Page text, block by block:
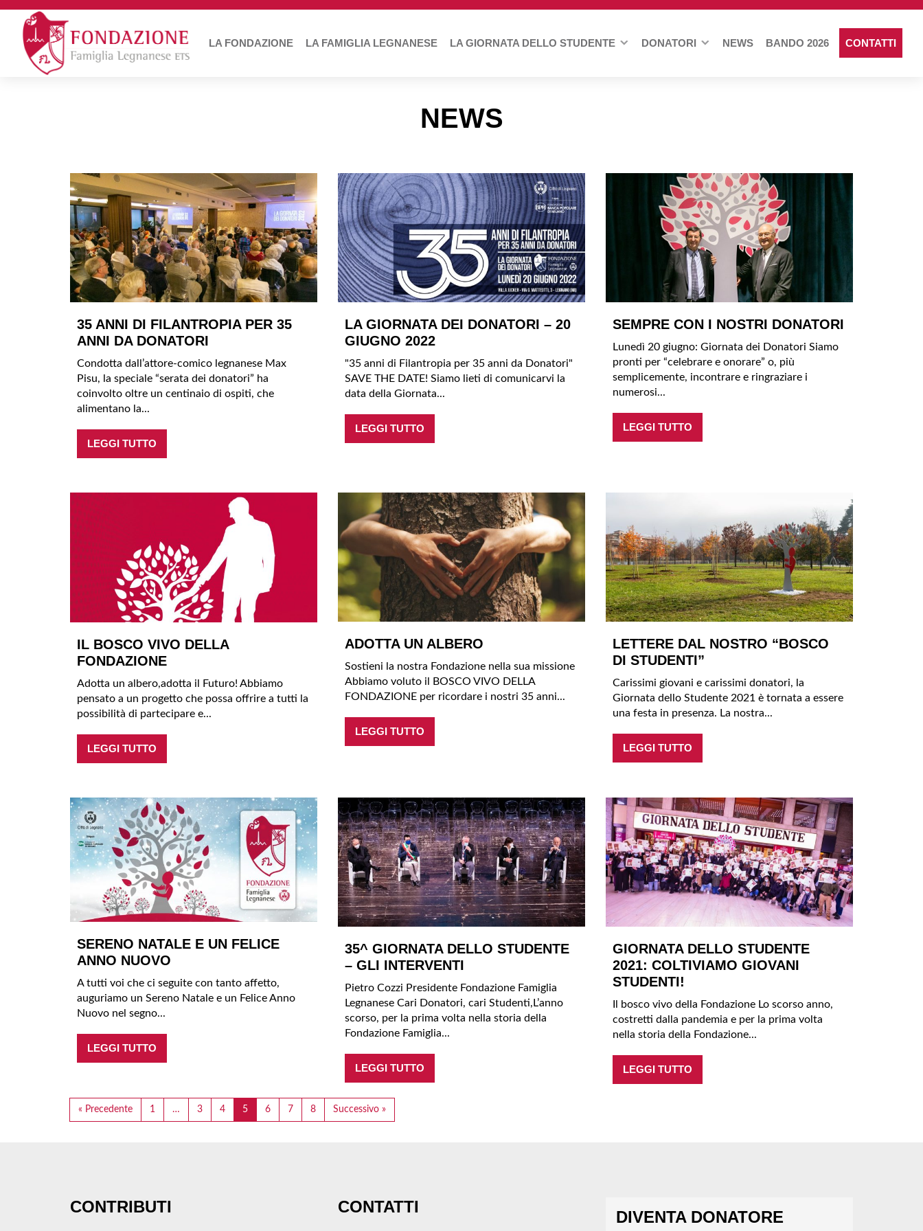
LA FONDAZIONE LA FAMIGLIA LEGNANESE LA GIORNATA DELLO STUDENTE DONATORI NEWS BANDO 2026 CONTATTI
NEWS
35 ANNI DI FILANTROPIA PER 35
ANNI DA DONATORI
Condotta dall’attore-comico legnanese Max
Pisu, la speciale “serata dei donatori” ha
coinvolto oltre un centinaio di ospiti, che
alimentano la...
LEGGI TUTTO
LA GIORNATA DEI DONATORI – 20
GIUGNO 2022
"35 anni di Filantropia per 35 anni da Donatori"
SAVE THE DATE! Siamo lieti di comunicarvi la
data della Giornata...
LEGGI TUTTO
SEMPRE CON I NOSTRI DONATORI
Lunedì 20 giugno: Giornata dei Donatori Siamo
pronti per “celebrare e onorare” o, più
semplicemente, incontrare e ringraziare i
numerosi...
LEGGI TUTTO
IL BOSCO VIVO DELLA
FONDAZIONE
Adotta un albero,adotta il Futuro! Abbiamo
pensato a un progetto che possa offrire a tutti la
possibilità di partecipare e...
LEGGI TUTTO
ADOTTA UN ALBERO
Sostieni la nostra Fondazione nella sua missione
Abbiamo voluto il BOSCO VIVO DELLA
FONDAZIONE per ricordare i nostri 35 anni...
LEGGI TUTTO
LETTERE DAL NOSTRO “BOSCO
DI STUDENTI”
Carissimi giovani e carissimi donatori, la
Giornata dello Studente 2021 è tornata a essere
una festa in presenza. La nostra...
LEGGI TUTTO
SERENO NATALE E UN FELICE
ANNO NUOVO
A tutti voi che ci seguite con tanto affetto,
auguriamo un Sereno Natale e un Felice Anno
Nuovo nel segno...
LEGGI TUTTO
35^ GIORNATA DELLO STUDENTE
– GLI INTERVENTI
Pietro Cozzi Presidente Fondazione Famiglia
Legnanese Cari Donatori, cari Studenti,L’anno
scorso, per la prima volta nella storia della
Fondazione Famiglia...
LEGGI TUTTO
GIORNATA DELLO STUDENTE
2021: COLTIVIAMO GIOVANI
STUDENTI!
Il bosco vivo della Fondazione Lo scorso anno,
costretti dalla pandemia e per la prima volta
nella storia della Fondazione...
LEGGI TUTTO
« Precedente 1 … 3 4 5 6 7 8 Successivo »
CONTRIBUTI CONTATTI
DIVENTA DONATORE